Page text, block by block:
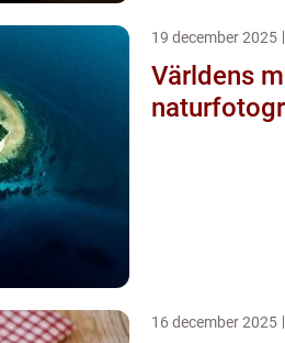
19 december 2025
Världens
16 december 2025